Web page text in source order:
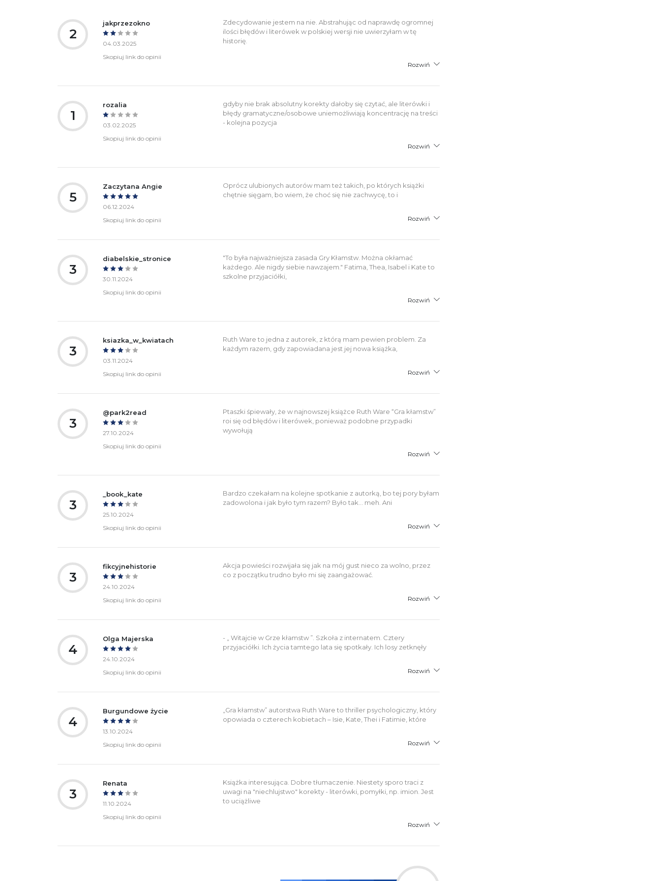
2
jakprzezokno
04.03.2025
Skopiuj link do opinii
Zdecydowanie jestem na nie. Abstrahując od naprawdę ogromnej
ilości błędów i literówek w polskiej wersji nie uwierzyłam w tę
historię.
Rozwiń
1
rozalia
03.02.2025
Skopiuj link do opinii
gdyby nie brak absolutny korekty dałoby się czytać, ale literówki i
błędy gramatyczne/osobowe uniemożliwiają koncentrację na treści
- kolejna pozycja
Rozwiń
5
Zaczytana Angie
06.12.2024
Skopiuj link do opinii
Oprócz ulubionych autorów mam też takich, po których książki
chętnie sięgam, bo wiem, że choć się nie zachwycę, to i
Rozwiń
3
diabelskie_stronice
30.11.2024
Skopiuj link do opinii
"To była najważniejsza zasada Gry Kłamstw. Można okłamać
każdego. Ale nigdy siebie nawzajem." Fatima, Thea, Isabel i Kate to
szkolne przyjaciółki,
Rozwiń
3
ksiazka_w_kwiatach
03.11.2024
Skopiuj link do opinii
Ruth Ware to jedna z autorek, z którą mam pewien problem. Za
każdym razem, gdy zapowiadana jest jej nowa książka,
Rozwiń
3
@park2read
27.10.2024
Skopiuj link do opinii
Ptaszki śpiewały, że w najnowszej książce Ruth Ware “Gra kłamstw”
roi się od błędów i literówek, ponieważ podobne przypadki
wywołują
Rozwiń
3
_book_kate
25.10.2024
Skopiuj link do opinii
Bardzo czekałam na kolejne spotkanie z autorką, bo tej pory byłam
zadowolona i jak było tym razem? Było tak... meh. Ani
Rozwiń
3
fikcyjnehistorie
24.10.2024
Skopiuj link do opinii
Akcja powieści rozwijała się jak na mój gust nieco za wolno, przez
co z początku trudno było mi się zaangażować.
Rozwiń
4
Olga Majerska
24.10.2024
Skopiuj link do opinii
- „ Witajcie w Grze kłamstw ”. Szkoła z internatem. Cztery
przyjaciółki. Ich życia tamtego lata się spotkały. Ich losy zetknęły
Rozwiń
4
Burgundowe życie
13.10.2024
Skopiuj link do opinii
„Gra kłamstw” autorstwa Ruth Ware to thriller psychologiczny, który
opowiada o czterech kobietach – Isie, Kate, Thei i Fatimie, które
Rozwiń
3
Renata
11.10.2024
Skopiuj link do opinii
Książka interesująca. Dobre tłumaczenie. Niestety sporo traci z
uwagi na "niechlujstwo" korekty - literówki, pomyłki, np. imion. Jest
to uciążliwe
Rozwiń